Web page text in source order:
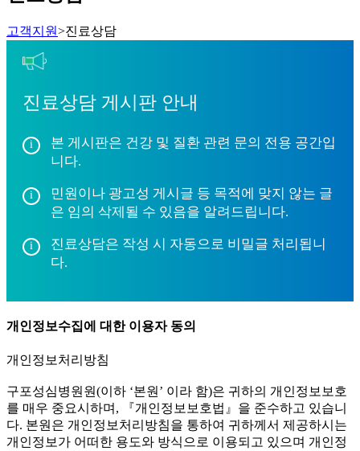
고객지원>진료상담
진료상담 게시판 안내
본 게시판은 건강 및 질환 관련 문의 전용 공간입
니다.
민원이나 광고성 게시글 등 목적에 맞지 않는 글
은 임의 삭제될 수 있음을 알려드립니다.
진료상담은 작성 시 자동으로 비밀글 처리됩니
다.
개인정보수집에 대한 이용자 동의
개인정보처리방침
구포성심병원원(이하 ‘본원’ 이라 함)은 귀하의 개인정보보호
를 매우 중요시하며, 『개인정보보호법』을 준수하고 있습니
다. 본원은 개인정보처리방침을 통하여 귀하께서 제공하시는
개인정보가 어떠한 용도와 방식으로 이용되고 있으며 개인정